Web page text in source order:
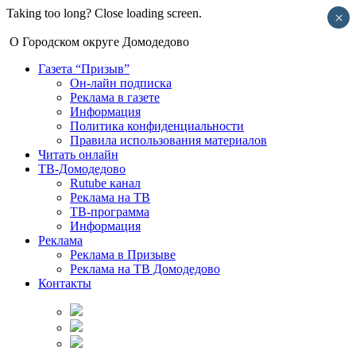
Taking too long? Close loading screen.
О Городском округе Домодедово
Газета “Призыв”
Он-лайн подписка
Реклама в газете
Информация
Политика конфиденциальности
Правила использования материалов
Читать онлайн
ТВ-Домодедово
Rutube канал
Реклама на ТВ
ТВ-программа
Информация
Реклама
Реклама в Призыве
Реклама на ТВ Домодедово
Контакты
×